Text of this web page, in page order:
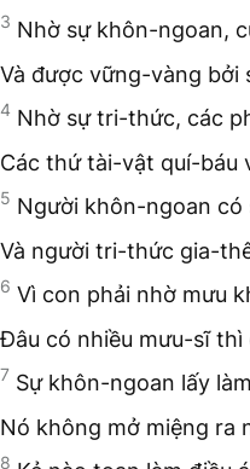
3 Nhờ sự khôn-ngoan,
Và được vững-vàng bởi
4 Nhờ sự tri-thức, các
Các thứ tài-vật quí-báu
5 Người khôn-ngoan có
Và người tri-thức gia-
6 Vì con phải nhờ mưu
Đâu có nhiều mưu-sĩ
7 Sự khôn-ngoan lấy
Nó không mở miệng ra
8